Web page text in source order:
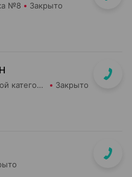
№8 Закрыто
Экомаркет ООО Аптека №1 второй категории Закрыто